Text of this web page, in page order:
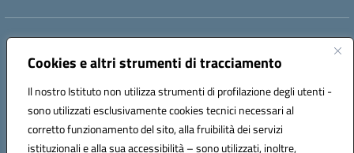
Cookies e altri strumenti di tracciamento
Il nostro Istituto non utilizza strumenti di profilazione degli utenti -
sono utilizzati esclusivamente cookies tecnici necessari al
corretto funzionamento del sito, alla fruibilità dei servizi
istituzionali e alla sua accessibilità – sono utilizzati, inoltre,
Indirizzo:Via Vecchini n. 2, Ancona 60123 - Via M. Marini n. 33, Ancona
60129
Posta elettronica certificata (PEC):anis01200g@pec.istruzione.it
Codice fiscale: 93122280428
Codice meccanografico:ANIS01200G